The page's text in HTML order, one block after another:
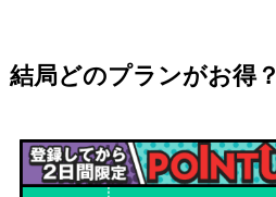
結局どのプランがお得？